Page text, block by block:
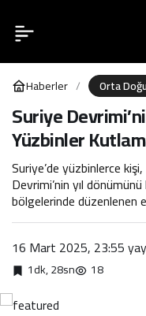
Haberler Orta Doğu
Suriye
Yüzbinler
Suriye’de yüzbinlerce
Devrimi’nin yıl
bölgelerinde düzenlenen
16 Mart 2025, 23:55
1dk, 28sn 18
Suriye Devrimi’nin 14. Yıl
Dönümünde Yüzbinler
Kutlamalara Katıldı